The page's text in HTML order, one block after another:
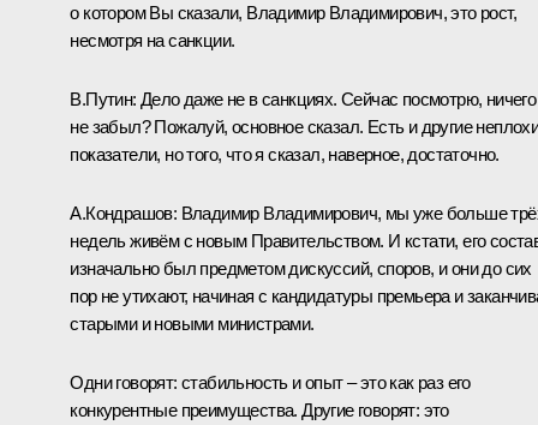
о котором Вы сказали, Владимир Владимирович, это рост,
несмотря на санкции.
В.Путин: Дело даже не в санкциях. Сейчас посмотрю,
не забыл? Пожалуй, основное сказал. Есть и другие
показатели, но того, что я сказал, наверное, достаточно.
А.Кондрашов: Владимир Владимирович, мы уже больше
недель живём с новым Правительством. И кстати, его
изначально был предметом дискуссий, споров, и они до сих
пор не утихают, начиная с кандидатуры премьера и
старыми и новыми министрами.
Одни говорят: стабильность и опыт – это как раз его
конкурентные преимущества. Другие говорят: это